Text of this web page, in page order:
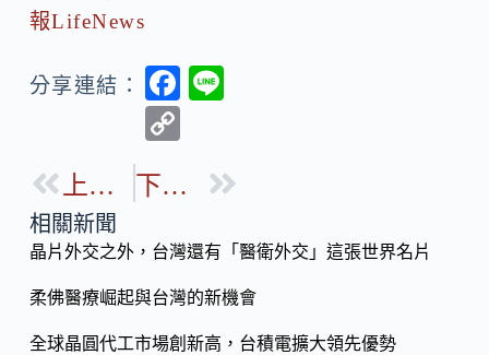
報LifeNews
分享連結：
F
b
o
k
p
Li
n
k
上一篇 下一篇
相關新聞
晶片外交之外，台灣還有「醫衛外交」這張世界名片
柔佛醫療崛起與台灣的新機會
全球晶圓代工市場創新高，台積電擴大領先優勢